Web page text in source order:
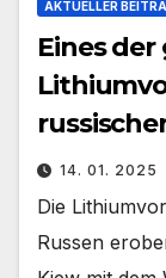
AKTUELLER
Eines
14. 01. 2025
Die
Russen